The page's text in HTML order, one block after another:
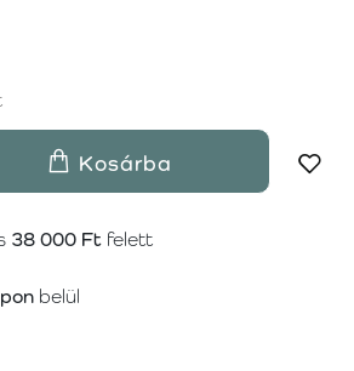
Kosárba
38 000 Ft felett
belül